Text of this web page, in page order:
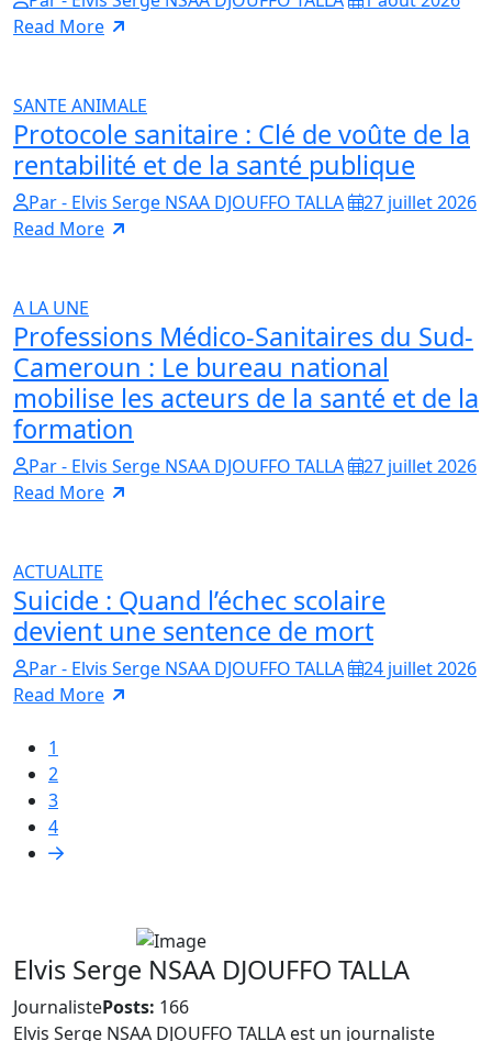
Read More
SANTE ANIMALE
Protocole sanitaire : Clé de voûte de la
rentabilité et de la santé publique
Par - Elvis Serge NSAA DJOUFFO TALLA
27 juillet 2026
Read More
A LA UNE
Professions Médico-Sanitaires du Sud-
Cameroun : Le bureau national
mobilise les acteurs de la santé et de la
formation
Par - Elvis Serge NSAA DJOUFFO TALLA
27 juillet 2026
Read More
ACTUALITE
Suicide : Quand l’échec scolaire
devient une sentence de mort
Par - Elvis Serge NSAA DJOUFFO TALLA
24 juillet 2026
Read More
1
2
3
4
Elvis Serge NSAA DJOUFFO TALLA
JournalistePosts: 166
Elvis Serge NSAA DJOUFFO TALLA est un journaliste